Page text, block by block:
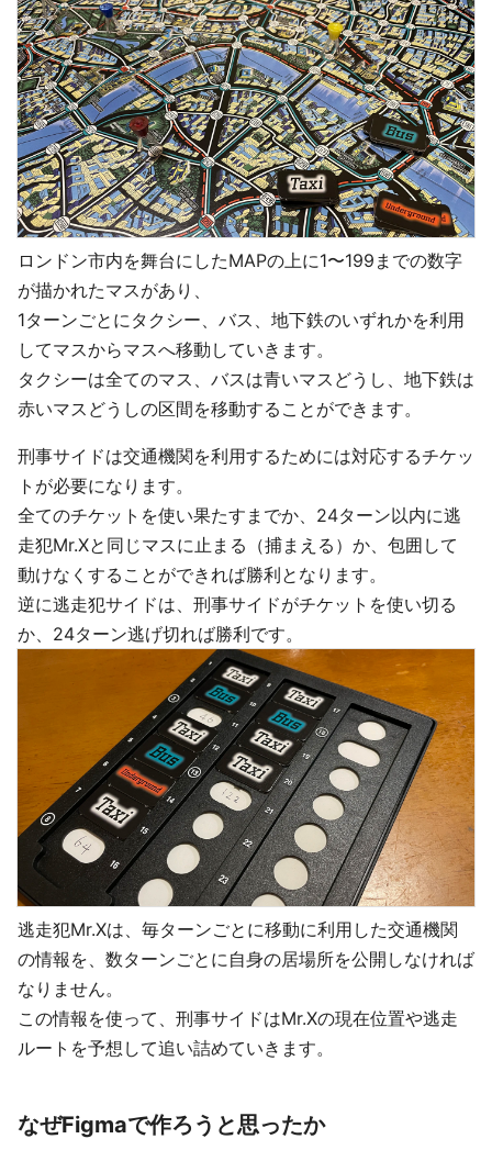
ロンドン市内を舞台にしたMAPの上に1〜199までの数字
が描かれたマスがあり、
1ターンごとにタクシー、バス、地下鉄のいずれかを利用
してマスからマスへ移動していきます。
タクシーは全てのマス、バスは青いマスどうし、地下鉄は
赤いマスどうしの区間を移動することができます。
刑事サイドは交通機関を利用するためには対応するチケッ
トが必要になります。
全てのチケットを使い果たすまでか、24ターン以内に逃
走犯Mr.Xと同じマスに止まる（捕まえる）か、包囲して
動けなくすることができれば勝利となります。
逆に逃走犯サイドは、刑事サイドがチケットを使い切る
か、24ターン逃げ切れば勝利です。
逃走犯Mr.Xは、毎ターンごとに移動に利用した交通機関
の情報を、数ターンごとに自身の居場所を公開しなければ
なりません。
この情報を使って、刑事サイドはMr.Xの現在位置や逃走
ルートを予想して追い詰めていきます。
なぜFigmaで作ろうと思ったか